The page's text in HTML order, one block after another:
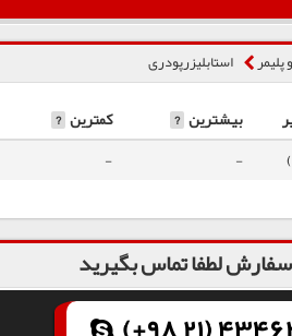
استابلیزرپودری
بیشترین ? کمترین ?
-
-
لطفا تماس بگیرید